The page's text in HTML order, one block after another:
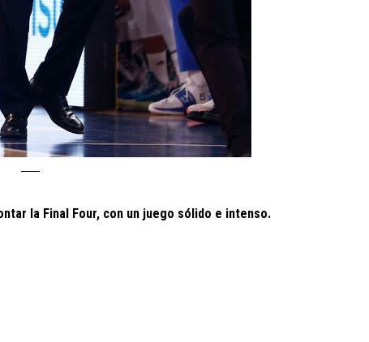
la Final Four, con un juego sólido e intenso.